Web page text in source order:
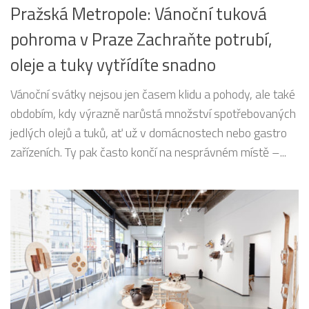
Pražská Metropole: Vánoční tuková
pohroma v Praze Zachraňte potrubí,
oleje a tuky vytřídíte snadno
Vánoční svátky nejsou jen časem klidu a pohody, ale také
obdobím, kdy výrazně narůstá množství spotřebovaných
jedlých olejů a tuků, ať už v domácnostech nebo gastro
zařízeních. Ty pak často končí na nesprávném místě –...